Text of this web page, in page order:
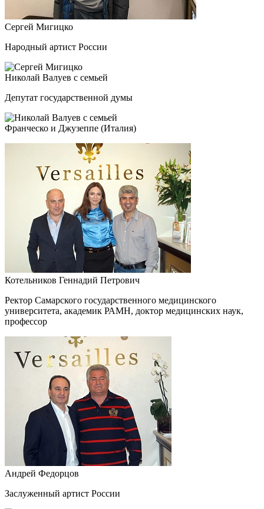
Сергей Мигицко
Народный артист России
Николай Валуев с семьей
Депутат государственной думы
Франческо и Джузеппе (Италия)
Котельников Геннадий Петрович
Ректор Самарского государственного медицинского
университета, академик РАМН, доктор медицинских наук,
профессор
Андрей Федорцов
Заслуженный артист России